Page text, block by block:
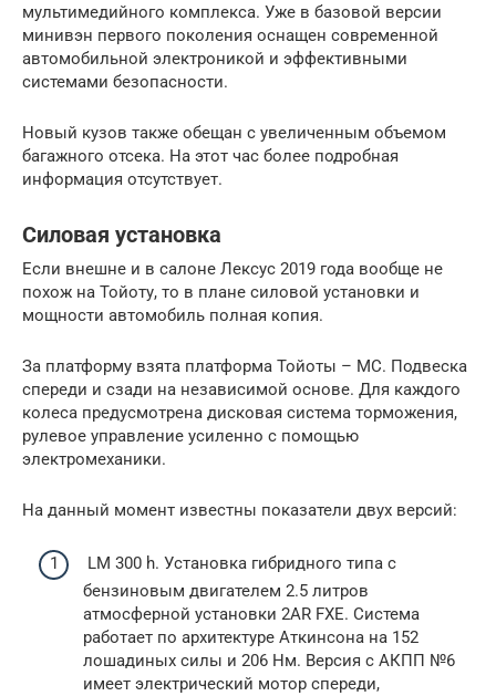
мультимедийного комплекса. Уже в базовой версии
минивэн первого поколения оснащен современной
автомобильной электроникой и эффективными
системами безопасности.
Новый кузов также обещан с увеличенным объемом
багажного отсека. На этот час более подробная
информация отсутствует.
Силовая установка
Если внешне и в салоне Лексус 2019 года вообще не
похож на Тойоту, то в плане силовой установки и
мощности автомобиль полная копия.
За платформу взята платформа Тойоты – МС. Подвеска
спереди и сзади на независимой основе. Для каждого
колеса предусмотрена дисковая система торможения,
рулевое управление усиленно с помощью
электромеханики.
На данный момент известны показатели двух версий:
LM 300 h. Установка гибридного типа с
бензиновым двигателем 2.5 литров
атмосферной установки 2AR FXE. Система
работает по архитектуре Аткинсона на 152
лошадиных силы и 206 Нм. Версия с АКПП №6
имеет электрический мотор спереди,